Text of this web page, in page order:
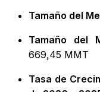
Tamaño del
Tamaño del
669,45 MMT
Tasa de